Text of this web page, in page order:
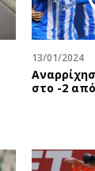
Geek
Νέα
Κινητά-
Social
Πολιτική
13/01/2024
στο -2